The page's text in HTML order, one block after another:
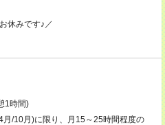
休みです♪／
1時間)
/10月)に限り、月15～25時間程度の